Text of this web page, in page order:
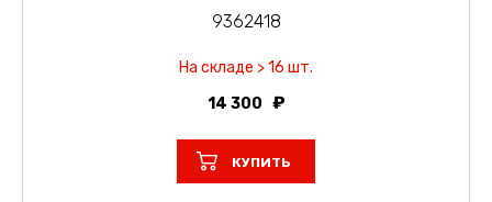
9362418
На складе > 16 шт.
14 300
КУПИТЬ